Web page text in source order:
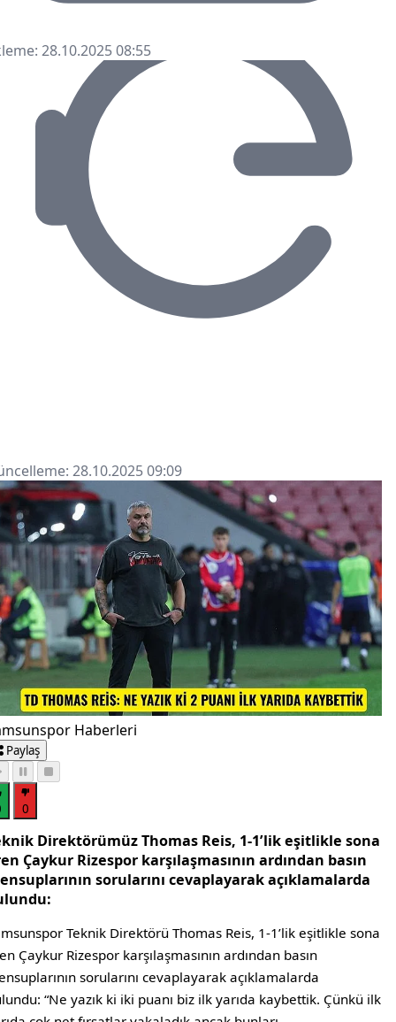
28.10.2025 08:55
28.10.2025 09:09
Haberleri
Paylaş
0
Direktörümüz Thomas Reis, 1-1’lik eşitlikle sona
Çaykur Rizespor karşılaşmasının ardından basın
sorularını cevaplayarak açıklamalarda
Teknik Direktörü Thomas Reis, 1-1’lik eşitlikle sona
Çaykur Rizespor karşılaşmasının ardından basın
sorularını cevaplayarak açıklamalarda
“Ne yazık ki iki puanı biz ilk yarıda kaybettik. Çünkü ilk